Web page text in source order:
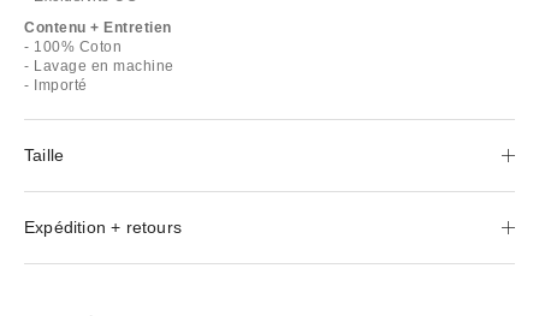
Contenu + Entretien
- 100% Coton
- Lavage en machine
- Importé
Taille
Expédition + retours